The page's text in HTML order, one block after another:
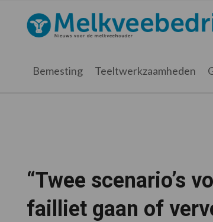
hoofdnavigatie
hoofd
eerste
voettekst
Melkveebedrijf.nl
Bemesting Teeltwerkzaamheden
“Twee scenario’s
failliet gaan of